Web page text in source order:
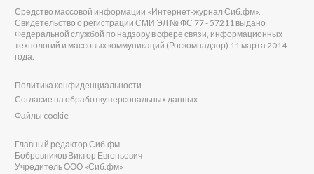
Средство массовой информации «Интернет-журнал Сиб.фм».
Свидетельство о регистрации СМИ ЭЛ № ФС 77 - 57211 выдано
Федеральной службой по надзору в сфере связи, информационных
технологий и массовых коммуникаций (Роскомнадзор) 11 марта 2014
года.
Политика конфиденциальности
Согласие на обработку персональных данных
Файлы cookie
Главный редактор Сиб.фм
Бобровников Виктор Евгеньевич
Учредитель ООО «Сиб.фм»